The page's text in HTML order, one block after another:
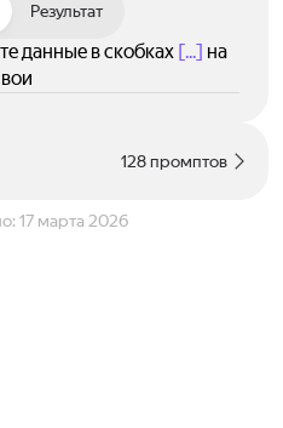
Результат
данные в скобках [...] на
128 промптов
17 марта 2026